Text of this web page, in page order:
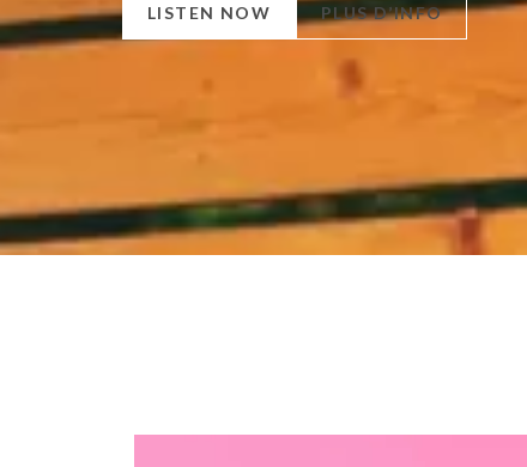
LISTEN NOW PLUS D’INFO